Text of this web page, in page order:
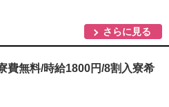
さらに見る
費無料/時給1800円/8割入寮希